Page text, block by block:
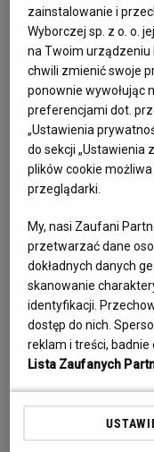
Nigdy nie znikniesz z
trasę ku Niebiosom,
musimy
Cię w swoim
kochamy i kochać
Mężu, odszedłeś tak
pustkę, rozpacz i
kiedyś... Stoję nad
chwile Naszego
zadaję sobie pytanie -
serca biciem...
"Mieszkasz w mojej
głęboko w sercu,
wszystkim, o swym
modlitwę, Ty
komodzie,
dobranoc, by o
jesteś ze mną, i
zainstalowanie i
Wyborczej sp. z o. o.
na Twoim urządzeniu
chwili zmienić swoje
ponownie wywołując
preferencjami dot.
„Ustawienia
do sekcji „Ustawienia
plików cookie
przeglądarki.
My, nasi Zaufani
przetwarzać dane
dokładnych danych
skanowanie
identyfikacji.
dostęp do nich.
reklam i treści, badnie
Lista Zaufanych